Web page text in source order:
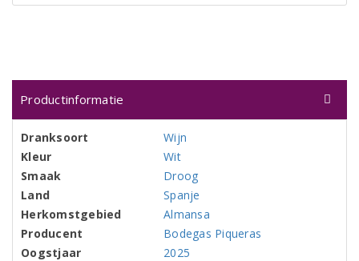
Productinformatie
Dranksoort
Wijn
Kleur
Wit
Smaak
Droog
Land
Spanje
Herkomstgebied
Almansa
Producent
Bodegas Piqueras
Oogstjaar
2025